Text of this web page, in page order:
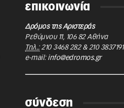
επικοινωνία
Δρόμος της Αριστεράς
Ρεθύμνου 11, 106 82 Αθήνα
Τηλ.: 210 3468 282& 210 3837191
e-mail: info@edromos.gr
σύνδεση